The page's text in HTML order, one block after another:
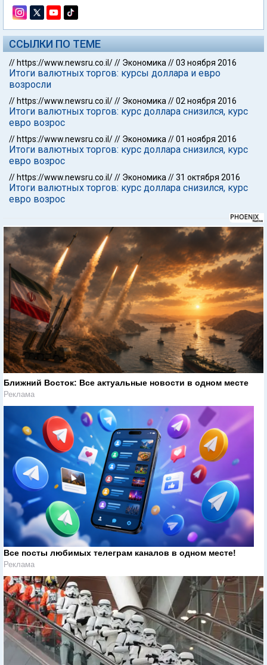
ССЫЛКИ ПО ТЕМЕ
// https://www.newsru.co.il/// Экономика //03 ноября 2016
Итоги валютных торгов: курсы доллара и евро
возросли
// https://www.newsru.co.il/// Экономика //02 ноября 2016
Итоги валютных торгов: курс доллара снизился, курс
евро возрос
// https://www.newsru.co.il/// Экономика //01 ноября 2016
Итоги валютных торгов: курс доллара снизился, курс
евро возрос
// https://www.newsru.co.il/// Экономика //31 октября 2016
Итоги валютных торгов: курс доллара снизился, курс
евро возрос
Ближний Восток: Все актуальные новости в одном месте
Реклама
Все посты любимых телеграм каналов в одном месте!
Реклама